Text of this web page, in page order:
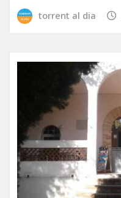
torrent al dia